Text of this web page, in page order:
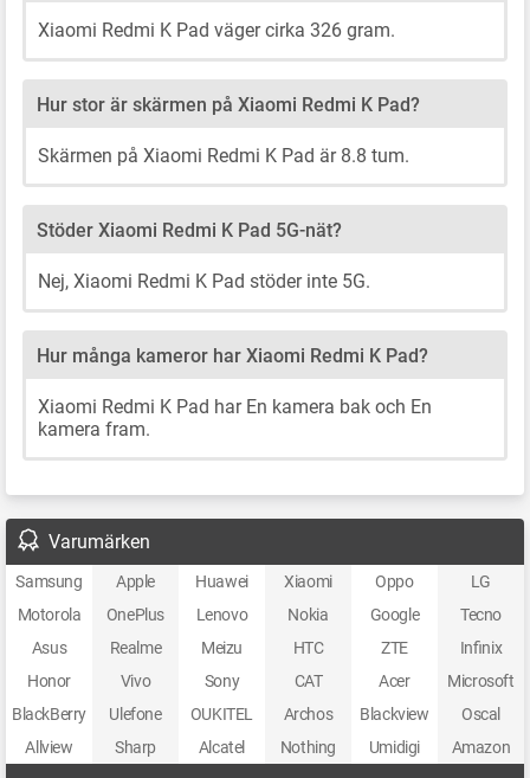
Xiaomi Redmi K Pad väger cirka 326 gram.
Hur stor är skärmen på Xiaomi Redmi K Pad?
Skärmen på Xiaomi Redmi K Pad är 8.8 tum.
Stöder Xiaomi Redmi K Pad 5G-nät?
Nej, Xiaomi Redmi K Pad stöder inte 5G.
Hur många kameror har Xiaomi Redmi K Pad?
Xiaomi Redmi K Pad har En kamera bak och En
kamera fram.
Varumärken
Samsung Apple Huawei Xiaomi Oppo
LG
Motorola
OnePlus Lenovo Nokia Google
Tecno
Asus
Realme Meizu HTC ZTE
Infinix
Honor
Vivo Sony CAT Acer
Microsoft
BlackBerry
Ulefone OUKITEL Archos Blackview
Oscal
Allview
Sharp Alcatel Nothing Umidigi Amazon